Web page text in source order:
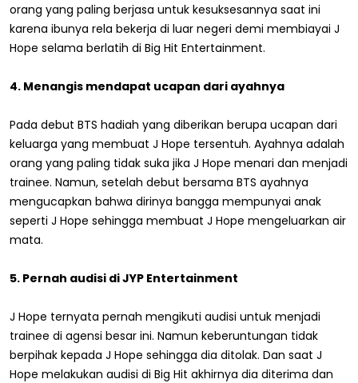
orang yang paling berjasa untuk kesuksesannya saat ini
karena ibunya rela bekerja di luar negeri demi membiayai J
Hope selama berlatih di Big Hit Entertainment.
4. Menangis mendapat ucapan dari ayahnya
Pada debut BTS hadiah yang diberikan berupa ucapan dari
keluarga yang membuat J Hope tersentuh. Ayahnya adalah
orang yang paling tidak suka jika J Hope menari dan menjadi
trainee. Namun, setelah debut bersama BTS ayahnya
mengucapkan bahwa dirinya bangga mempunyai anak
seperti J Hope sehingga membuat J Hope mengeluarkan air
mata.
5. Pernah audisi di JYP Entertainment
J Hope ternyata pernah mengikuti audisi untuk menjadi
trainee di agensi besar ini. Namun keberuntungan tidak
berpihak kepada J Hope sehingga dia ditolak. Dan saat J
Hope melakukan audisi di Big Hit akhirnya dia diterima dan